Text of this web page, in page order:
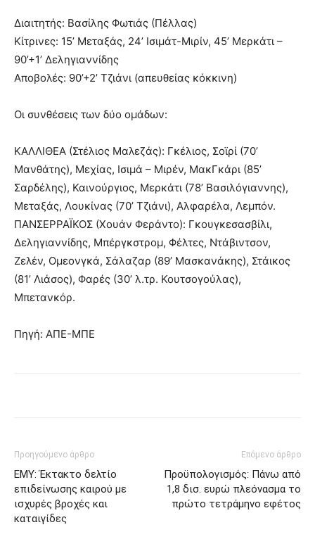
Διαιτητής: Βασίλης Φωτιάς (Πέλλας)
Κίτρινες: 15’ Μεταξάς, 24’ Ισιμάτ-Μιρίν, 45’ Μερκάτι –
90’+1’ Δεληγιαννίδης
Αποβολές: 90’+2’ Τζιάνι (απευθείας κόκκινη)
Οι συνθέσεις των δύο ομάδων:
ΚΑΛΛΙΘΕΑ (Στέλιος Μαλεζάς): Γκέλιος, Σοϊρί (70’
Μανθάτης), Μεχίας, Ισιμά – Μιρέν, ΜακΓκάρι (85’
Σαρδέλης), Καινούργιος, Μερκάτι (78’ Βασιλόγιαννης),
Μεταξάς, Λουκίνας (70’ Τζιάνι), Αλφαρέλα, Λεμπόν.
ΠΑΝΣΕΡΡΑΪΚΟΣ (Χουάν Φεράντο): Γκουγκεσασβίλι,
Δεληγιαννίδης, Μπέργκστρομ, Φέλτες, Ντάβιντσον,
Ζελέν, Ομεονγκά, Σάλαζαρ (89’ Μασκανάκης), Στάικος
(81’ Λιάσος), Φαρές (30’ λ.τρ. Κουτσογούλας),
Μπετανκόρ.
Πηγή: ΑΠΕ-ΜΠΕ
Προηγούμενο άρθρο
ΕΜΥ: Έκτακτο δελτίο
επιδείνωσης καιρού με
ισχυρές βροχές και
καταιγίδες
Επόμενο άρθρο
Προϋπολογισμός: Πάνω από
1,8 δισ. ευρώ πλεόνασμα το
πρώτο τετράμηνο εφέτος